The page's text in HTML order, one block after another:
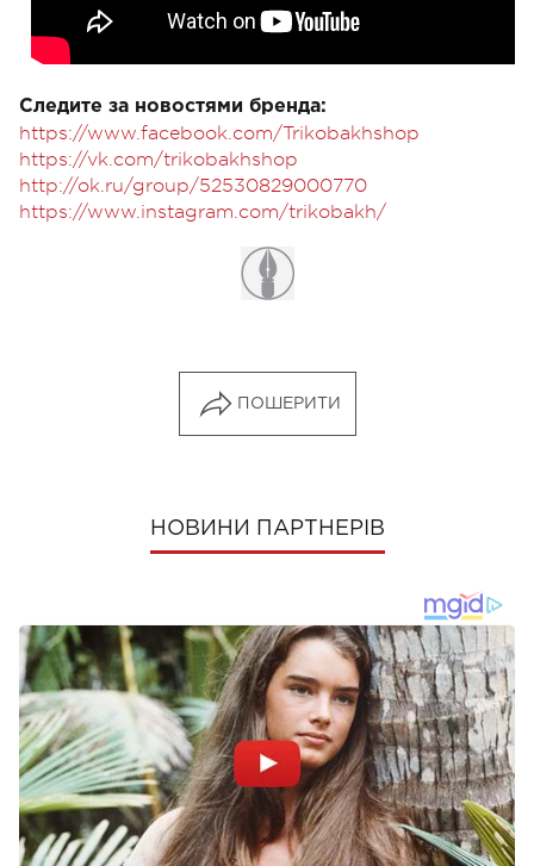
Следите за новостями бренда:
https://www.facebook.com/Trikobakhshop
https://vk.com/trikobakhshop
http://ok.ru/group/52530829000770
https://www.instagram.com/trikobakh/
ПОШЕРИТИ
НОВИНИ ПАРТНЕРІВ